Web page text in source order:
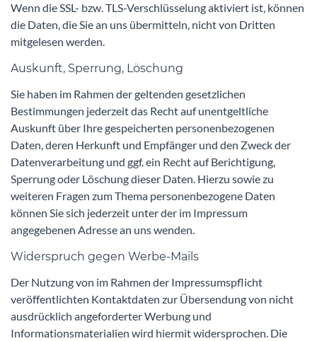
Wenn die SSL- bzw. TLS-Verschlüsselung aktiviert ist, können
die Daten, die Sie an uns übermitteln, nicht von Dritten
mitgelesen werden.
Auskunft, Sperrung, Löschung
Sie haben im Rahmen der geltenden gesetzlichen
Bestimmungen jederzeit das Recht auf unentgeltliche
Auskunft über Ihre gespeicherten personenbezogenen
Daten, deren Herkunft und Empfänger und den Zweck der
Datenverarbeitung und ggf. ein Recht auf Berichtigung,
Sperrung oder Löschung dieser Daten. Hierzu sowie zu
weiteren Fragen zum Thema personenbezogene Daten
können Sie sich jederzeit unter der im Impressum
angegebenen Adresse an uns wenden.
Widerspruch gegen Werbe-Mails
Der Nutzung von im Rahmen der Impressumspflicht
veröffentlichten Kontaktdaten zur Übersendung von nicht
ausdrücklich angeforderter Werbung und
Informationsmaterialien wird hiermit widersprochen. Die